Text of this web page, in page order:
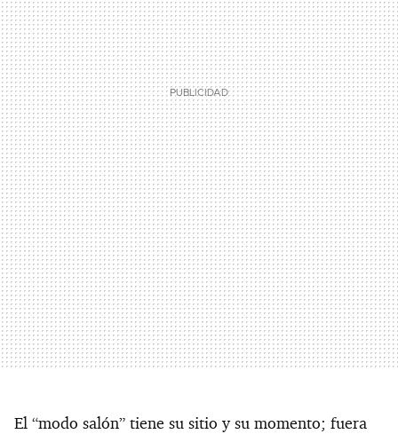
El “modo salón” tiene su sitio y su momento; fuera